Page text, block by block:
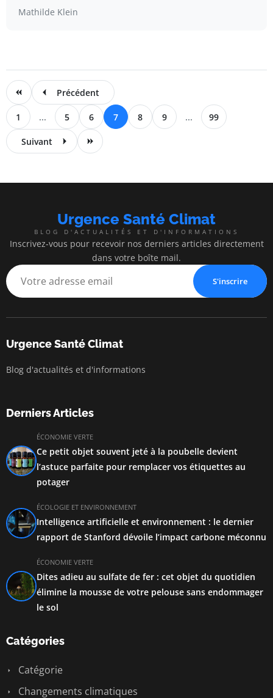
Mathilde Klein
Précédent
1 ... 5 6 7 8 9 ... 99
Suivant
Urgence Santé Climat
BLOG D'ACTUALITÉS ET D'INFORMATIONS
Inscrivez-vous pour recevoir nos derniers articles directement
dans votre boîte mail.
S'inscrire
Urgence Santé Climat
Blog d'actualités et d'informations
Derniers Articles
ÉCONOMIE VERTE
Ce petit objet souvent jeté à la poubelle devient
l’astuce parfaite pour remplacer vos étiquettes au
potager
ÉCOLOGIE ET ENVIRONNEMENT
Intelligence artificielle et environnement : le dernier
rapport de Stanford dévoile l’impact carbone méconnu
ÉCONOMIE VERTE
Dites adieu au sulfate de fer : cet objet du quotidien
élimine la mousse de votre pelouse sans endommager
le sol
Catégories
Catégorie
Changements climatiques